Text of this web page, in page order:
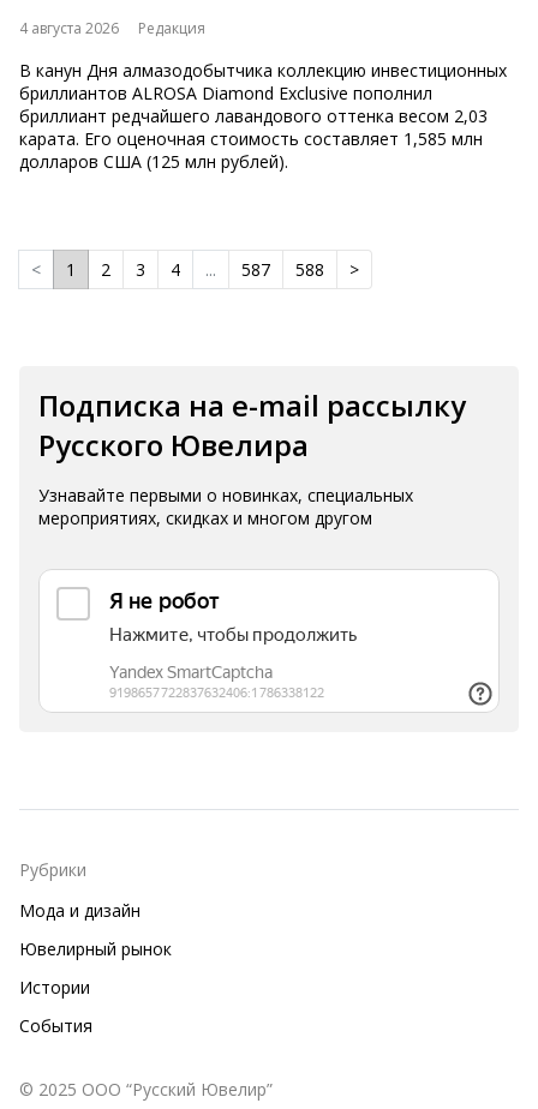
4 августа 2026 Редакция
В канун Дня алмазодобытчика коллекцию инвестиционных
бриллиантов ALROSA Diamond Exclusive пополнил
бриллиант редчайшего лавандового оттенка весом 2,03
карата. Его оценочная стоимость составляет 1,585 млн
долларов США (125 млн рублей).
< 1 2 3 4 ... 587 588 >
Подписка на e-mail рассылку
Русского Ювелира
Узнавайте первыми о новинках, специальных
мероприятиях, скидках и многом другом
© 2025 ООО “Русский Ювелир”
Рубрики
Мода и дизайн
Ювелирный рынок
Истории
События